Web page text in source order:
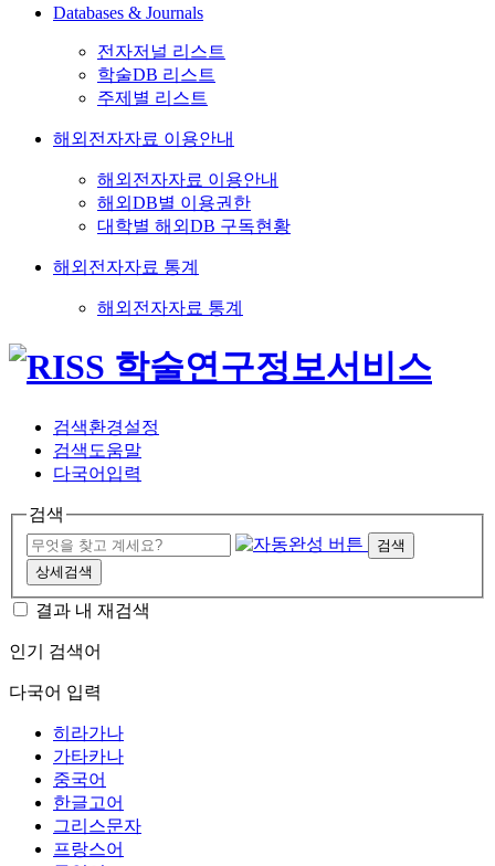
Databases & Journals
전자저널 리스트
학술DB 리스트
주제별 리스트
해외전자자료 이용안내
해외전자자료 이용안내
해외DB별 이용권한
대학별 해외DB 구독현황
해외전자자료 통계
해외전자자료 통계
검색환경설정
검색도움말
다국어입력
검색
검색
상세검색
결과 내 재검색
인기 검색어
다국어 입력
히라가나
가타카나
중국어
한글고어
그리스문자
프랑스어